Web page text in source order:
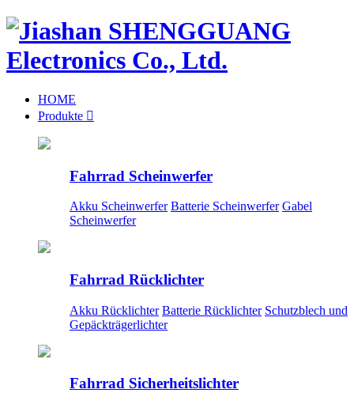
HOME
Produkte 
Fahrrad Scheinwerfer
Akku Scheinwerfer Batterie Scheinwerfer Gabel
Scheinwerfer
Fahrrad Rücklichter
Akku Rücklichter Batterie Rücklichter Schutzblech und
Gepäckträgerlichter
Fahrrad Sicherheitslichter